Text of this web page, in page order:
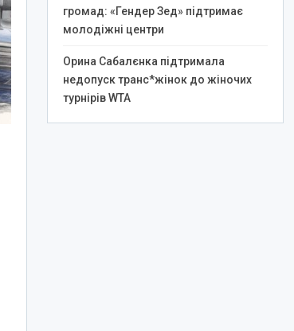
громад: «Гендер Зед» підтримає
молодіжні центри
Орина Сабалєнка підтримала
недопуск транс*жінок до жіночих
турнірів WTA